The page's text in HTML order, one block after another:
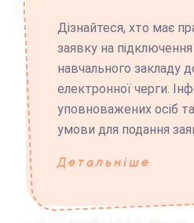
Дізнайтеся, хто має
заявку на
навчального закладу
електронної черги.
уповноважених осіб та
умови для подання
Детальніше